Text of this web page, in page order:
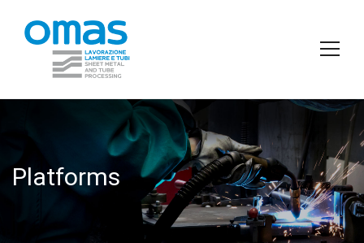
Platforms